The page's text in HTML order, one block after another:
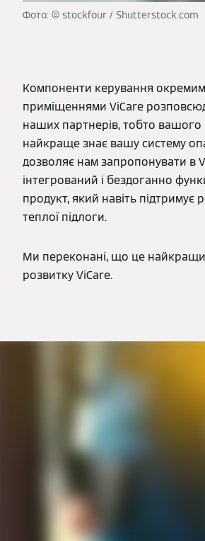
Фото: © stockfour / Shutterstock.com
Компоненти керування
приміщеннями ViCare
наших партнерів, тобто вашого
найкраще знає вашу систему
дозволяє нам запропонувати в
інтегрований і бездоганно
продукт, який навіть підтримує
теплої підлоги.
Ми переконані, що це
розвитку ViCare.